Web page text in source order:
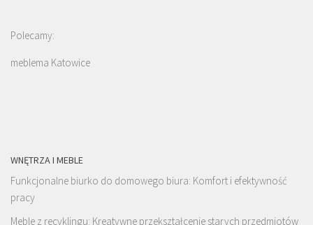
Polecamy:
meblema Katowice
WNĘTRZA I MEBLE
Funkcjonalne biurko do domowego biura: Komfort i efektywność
pracy
Meble z recyklingu: Kreatywne przekształcenie starych przedmiotów